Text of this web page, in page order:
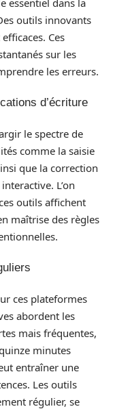
outils innovants
Ces
sur les
les erreurs.
d’écriture
le spectre de
comme la saisie
que la correction
L’on
outils affichent
maîtrise des règles
ces plateformes
abordent les
mais fréquentes,
minutes
entraîner une
Les outils
régulier, se